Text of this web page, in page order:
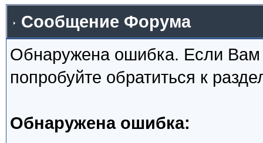
Сообщение Форума
Обнаружена ошибка. Если
попробуйте обратиться к
Обнаружена ошибка: